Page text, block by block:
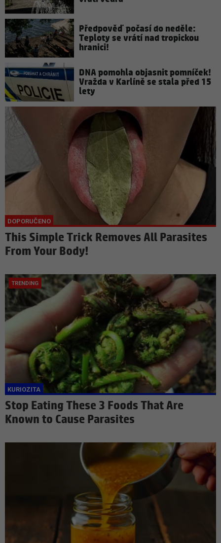
Předpověď počasí do neděle:
Teploty se vrátí nad tropickou
hranici!
DNA pomohla objasnit pomníček!
Vražda v Karlíně se stala před 15
lety
This Simple Trick Removes All Parasites
From Your Body!
Stop Eating These 3 Foods That Are
Known to Cause Parasites